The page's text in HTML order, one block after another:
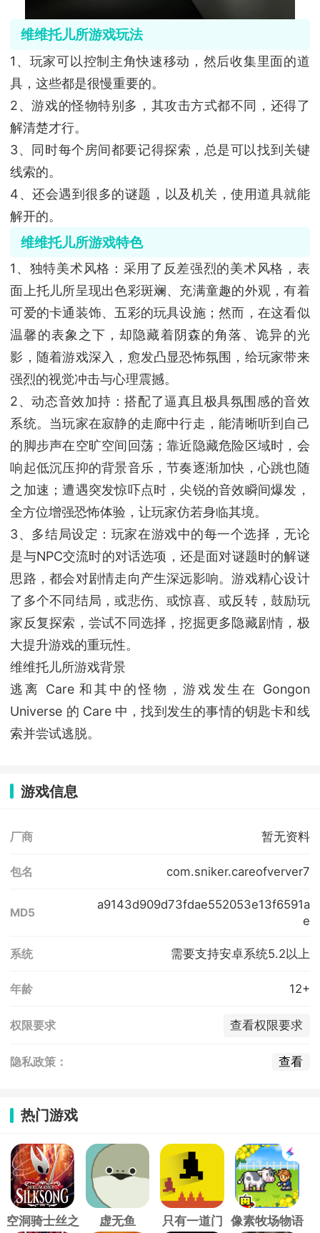
维维托儿所游戏玩法
1、玩家可以控制主角快速移动，然后收集里面的道
具，这些都是很慢重要的。
2、游戏的怪物特别多，其攻击方式都不同，还得了
解清楚才行。
3、同时每个房间都要记得探索，总是可以找到关键
线索的。
4、还会遇到很多的谜题，以及机关，使用道具就能
解开的。
维维托儿所游戏特色
1、独特美术风格：采用了反差强烈的美术风格，表
面上托儿所呈现出色彩斑斓、充满童趣的外观，有着
可爱的卡通装饰、五彩的玩具设施；然而，在这看似
温馨的表象之下，却隐藏着阴森的角落、诡异的光
影，随着游戏深入，愈发凸显恐怖氛围，给玩家带来
强烈的视觉冲击与心理震撼。
2、动态音效加持：搭配了逼真且极具氛围感的音效
系统。当玩家在寂静的走廊中行走，能清晰听到自己
的脚步声在空旷空间回荡；靠近隐藏危险区域时，会
响起低沉压抑的背景音乐，节奏逐渐加快，心跳也随
之加速；遭遇突发惊吓点时，尖锐的音效瞬间爆发，
全方位增强恐怖体验，让玩家仿若身临其境。
3、多结局设定：玩家在游戏中的每一个选择，无论
是与NPC交流时的对话选项，还是面对谜题时的解谜
思路，都会对剧情走向产生深远影响。游戏精心设计
了多个不同结局，或悲伤、或惊喜、或反转，鼓励玩
家反复探索，尝试不同选择，挖掘更多隐藏剧情，极
大提升游戏的重玩性。
维维托儿所游戏背景
逃离 Care 和其中的怪物，游戏发生在 Gongon
Universe 的 Care 中，找到发生的事情的钥匙卡和线
索并尝试逃脱。
游戏信息
厂商 暂无资料
包名 com.sniker.careofverver7
MD5
a9143d909d73fdae552053e13f6591a
e
系统 需要支持安卓系统5.2以上
年龄 12+
权限要求 查看权限要求
隐私政策： 查看
热门游戏
空洞骑士丝之
虚无鱼 只有一道门 像素牧场物语